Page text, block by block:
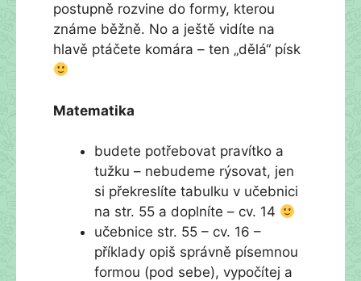
postupně rozvine do formy, kterou
známe běžně. No a ještě vidíte na
hlavě ptáčete komára – ten „dělá“ písk
Matematika
budete potřebovat pravítko a
tužku – nebudeme rýsovat, jen
si překreslíte tabulku v učebnici
na str. 55 a doplníte – cv. 14
učebnice str. 55 – cv. 16 –
příklady opiš správně písemnou
formou (pod sebe), vypočítej a